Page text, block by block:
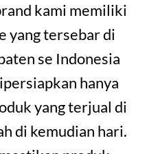
kami memiliki
yang tersebar di
se Indonesia
hanya
yang terjual di
di kemudian hari.